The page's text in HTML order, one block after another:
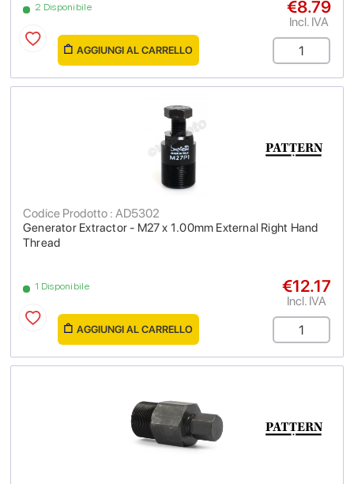
2 Disponibile €8.79
Incl. IVA
AGGIUNGI AL CARRELLO
Generator Extractor - M27 x 1.00mm External Right Hand
Thread
Codice Prodotto : AD5302
1 Disponibile €12.17
Incl. IVA
AGGIUNGI AL CARRELLO